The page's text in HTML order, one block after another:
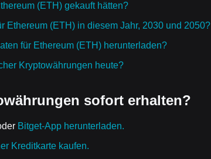
(ETH) gekauft hätten?
Ethereum (ETH) in diesem Jahr, 2030 und 2050?
für Ethereum (ETH) herunterladen?
Kryptowährungen heute?
sofort erhalten?
Bitget-App herunterladen.
Kreditkarte kaufen.